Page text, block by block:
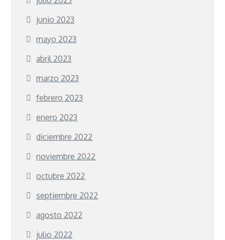
junio 2023
mayo 2023
abril 2023
marzo 2023
febrero 2023
enero 2023
diciembre 2022
noviembre 2022
octubre 2022
septiembre 2022
agosto 2022
julio 2022